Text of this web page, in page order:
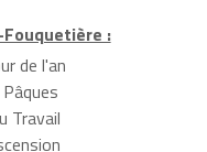
:
de l'an
Travail